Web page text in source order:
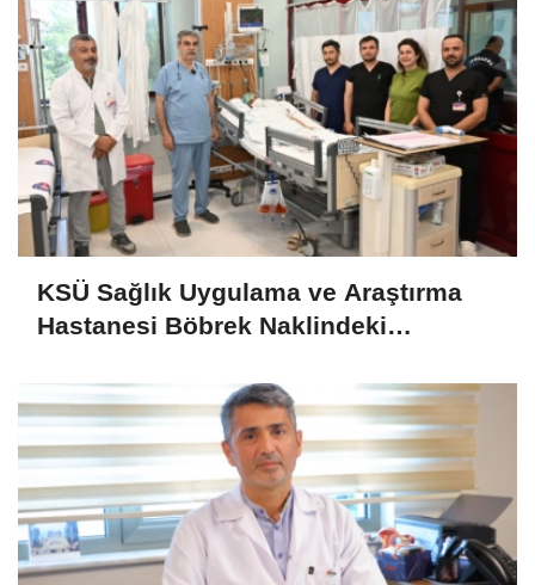
KSÜ Sağlık Uygulama ve Araştırma
Hastanesi Böbrek Naklindeki